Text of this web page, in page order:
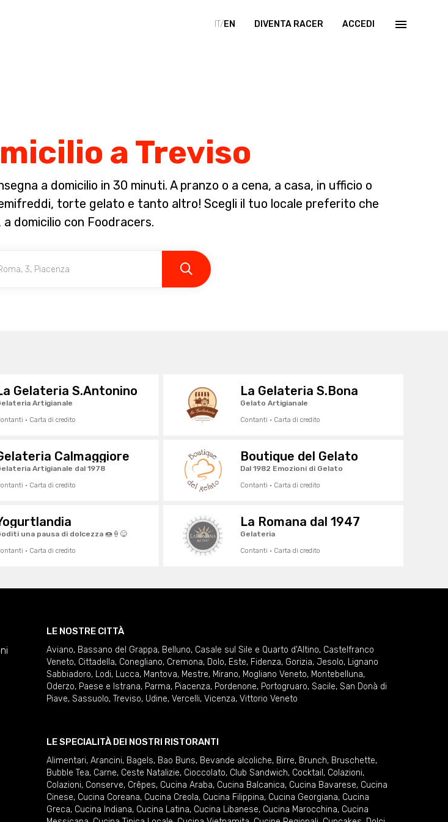
IT/EN DIVENTA RACER ACCEDI
a Treviso
a domicilio in 30 minuti. A pranzo o a cena, a casa, in ufficio o
torte gelato e tanto altro! Scegli il tuo locale preferito che
domicilio con Foodracers.
Gelateria S.Antonino
Artigianale
· Carta di credito
La Gelateria S.Bona
Gelato Artigianale
Contanti · Carta di credito
Calmaggiore
Artigianale dal 1978
· Carta di credito
Boutique del Gelato
Dal 1982 Emozioni di Gelato
Contanti · Carta di credito
una pausa di dolcezza 🍩🍦😋
· Carta di credito
La Romana dal 1947
Gelateria
Contanti · Carta di credito
LE NOSTRE CITTÀ
Aviano, Bassano del Grappa, Belluno, Casale sul Sile e Quarto d'Altino, Castelfranco
Veneto, Cittadella, Conegliano, Cremona, Dolo, Este, Fidenza, Gorizia, Jesolo, Lignano
Sabbiadoro, Lodi, Lucca, Mantova, Mestre, Mirano, Mogliano Veneto, Montebelluna,
Oderzo, Paese e Istrana, Parma, Piacenza, Pordenone, Portogruaro, Sacile, San Donà di
Piave, Sassuolo, Treviso, Udine, Vercelli, Vicenza, Vittorio Veneto
LE SPECIALITÀ DEI NOSTRI RISTORANTI
Alimentari, Arancini, Bagels, Bao Buns, Bevande alcoliche, Birre, Brunch, Bruschette,
Bubble Tea, Carne, Ceste Natalizie, Cioccolato, Club Sandwich, Cocktail , Colazioni,
Colazioni, Conserve, Crêpes, Cucina Araba, Cucina Balcanica, Cucina Bavarese, Cucina
Cinese, Cucina Coreana, Cucina Creola, Cucina Filippina, Cucina Georgiana, Cucina
Greca, Cucina Indiana, Cucina Latina, Cucina Libanese, Cucina Marocchina, Cucina